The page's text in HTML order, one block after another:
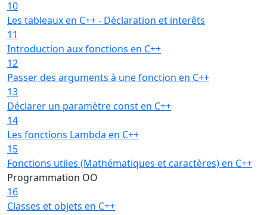
10
Les tableaux en C++ - Déclaration et interêts
11
Introduction aux fonctions en C++
12
Passer des arguments à une fonction en C++
13
Déclarer un paramètre const en C++
14
Les fonctions Lambda en C++
15
Fonctions utiles (Mathématiques et caractères) en C++
Programmation OO
16
Classes et objets en C++